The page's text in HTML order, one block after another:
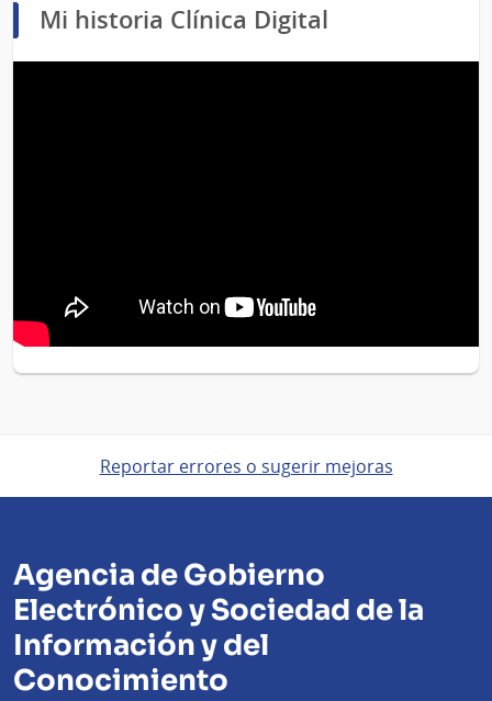
Mi historia Clínica Digital
Reportar errores o sugerir mejoras
Agencia de Gobierno
Electrónico y Sociedad de la
Información y del
Conocimiento